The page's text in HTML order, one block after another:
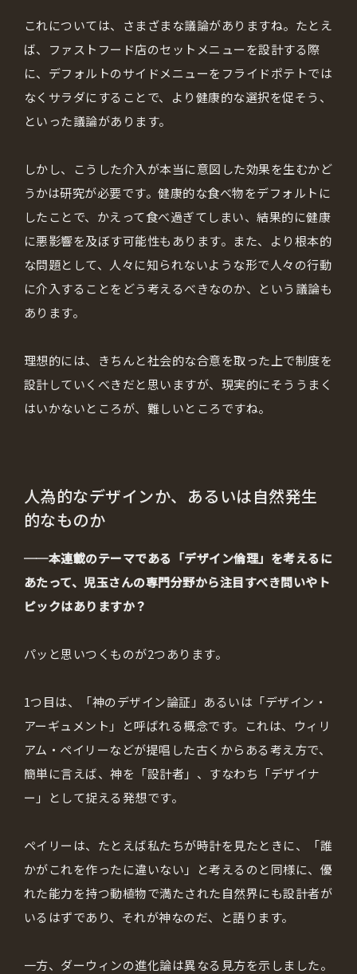
これについては、さまざまな議論がありますね。たとえ
ば、ファストフード店のセットメニューを設計する際
に、デフォルトのサイドメニューをフライドポテトでは
なくサラダにすることで、より健康的な選択を促そう、
といった議論があります。
しかし、こうした介入が本当に意図した効果を生むかど
うかは研究が必要です。健康的な食べ物をデフォルトに
したことで、かえって食べ過ぎてしまい、結果的に健康
に悪影響を及ぼす可能性もあります。また、より根本的
な問題として、人々に知られないような形で人々の行動
に介入することをどう考えるべきなのか、という議論も
あります。
理想的には、きちんと社会的な合意を取った上で制度を
設計していくべきだと思いますが、現実的にそううまく
はいかないところが、難しいところですね。
人為的なデザインか、あるいは自然発生
的なものか
──本連載のテーマである「デザイン倫理」を考えるに
あたって、児玉さんの専門分野から注目すべき問いやト
ピックはありますか？
パッと思いつくものが2つあります。
1つ目は、「神のデザイン論証」あるいは「デザイン・
アーギュメント」と呼ばれる概念です。これは、ウィリ
アム・ペイリーなどが提唱した古くからある考え方で、
簡単に言えば、神を「設計者」、すなわち「デザイナ
ー」として捉える発想です。
ペイリーは、たとえば私たちが時計を見たときに、「誰
かがこれを作ったに違いない」と考えるのと同様に、優
れた能力を持つ動植物で満たされた自然界にも設計者が
いるはずであり、それが神なのだ、と語ります。
一方、ダーウィンの進化論は異なる見方を示しました。